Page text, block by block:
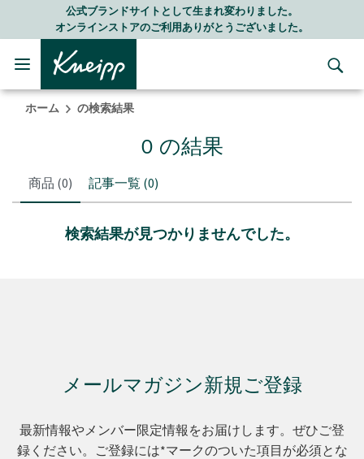
Skip to main content
Skip to footer content公式ブランドサイトとして生まれ変わりました。
オンラインストアのご利用ありがとうございました。
ホーム の検索結果
0 の結果
商品 (0) 記事一覧 (0)
検索結果が見つかりませんでした。
メールマガジン新規ご登録
最新情報やメンバー限定情報をお届けします。ぜひご登
録ください。ご登録には*マークのついた項目が必須とな